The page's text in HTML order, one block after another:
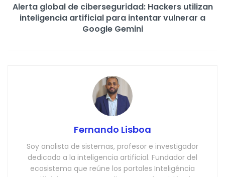
Alerta global de ciberseguridad: Hackers utilizan
inteligencia artificial para intentar vulnerar a
Google Gemini
Fernando Lisboa
Soy analista de sistemas, profesor e investigador
dedicado a la inteligencia artificial. Fundador del
ecosistema que reúne los portales Inteligência